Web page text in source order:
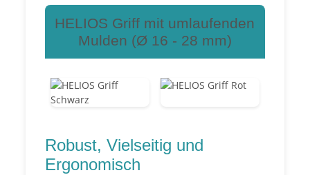
HELIOS Griff mit umlaufenden
Mulden (Ø 16 - 28 mm)
Robust, Vielseitig und
Ergonomisch